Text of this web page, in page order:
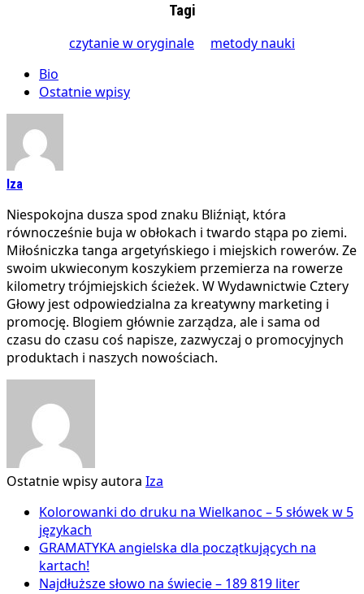
Tagi
czytanie w oryginale
metody nauki
Bio
Ostatnie wpisy
Iza
Niespokojna dusza spod znaku Bliźniąt, która
równocześnie buja w obłokach i twardo stąpa po ziemi.
Miłośniczka tanga argetyńskiego i miejskich rowerów. Ze
swoim ukwieconym koszykiem przemierza na rowerze
kilometry trójmiejskich ścieżek. W Wydawnictwie Cztery
Głowy jest odpowiedzialna za kreatywny marketing i
promocję. Blogiem głównie zarządza, ale i sama od
czasu do czasu coś napisze, zazwyczaj o promocyjnych
produktach i naszych nowościach.
Ostatnie wpisy autora Iza
Kolorowanki do druku na Wielkanoc – 5 słówek w 5
językach
GRAMATYKA angielska dla początkujących na
kartach!
Najdłuższe słowo na świecie – 189 819 liter